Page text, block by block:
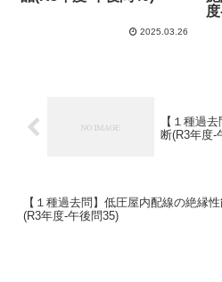
2025.03.26
【１種過
断(R3年度-
【１種過去問】低圧屋内配線の絶縁
(R3年度-午後問35)